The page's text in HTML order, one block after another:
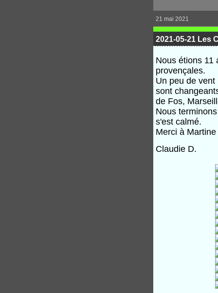
21 mai 2021
2021-05-21 Les
Nous étions 11
provençales.
Un peu de
sont
de Fos,
Nous
s'est calmé.
Merci à
Claudie D.